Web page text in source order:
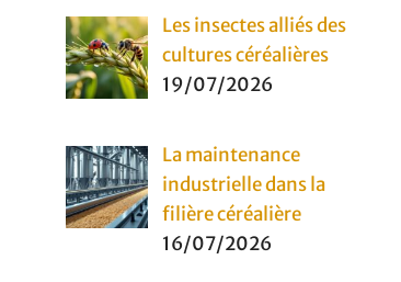
Les insectes alliés des
cultures céréalières
19/07/2026
La maintenance
industrielle dans la
filière céréalière
16/07/2026